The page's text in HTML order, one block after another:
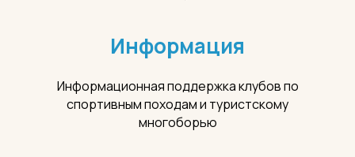
Информация
Информационная поддержка клубов по
спортивным походам и туристскому
многоборью